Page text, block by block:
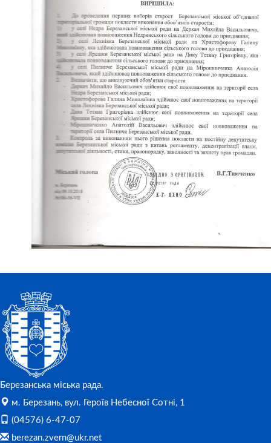
Березанська міська рада.
м. Березань, вул. Героїв Небесної Сотні, 1
(04576) 6-47-07
berezan.zvern@ukr.net